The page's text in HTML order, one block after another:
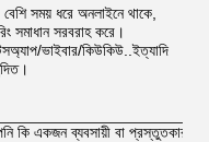
সময় ধরে অনলাইনে থাকে,
সমাধান সরবরাহ করে।
ভাইবার/কিউকিউ..ইত্যাদি
কি একজন ব্যবসায়ী বা প্রস্তুতকারক?